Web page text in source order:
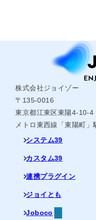
株式会社ジョイゾー
〒135-0016
東京都江東区東陽4-10-4
メトロ東西線「東陽町」
システム39
カスタム39
連携プラグイン
ジョイとも
Joboco